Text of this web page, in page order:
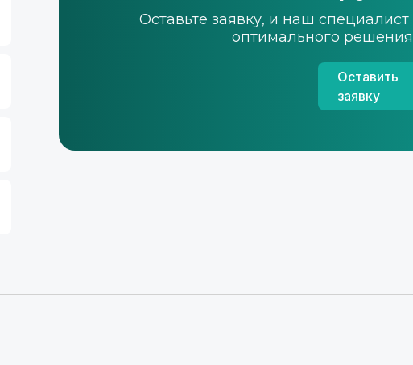
Оставьте заявку, и наш
оптимального
Оставить
заявку